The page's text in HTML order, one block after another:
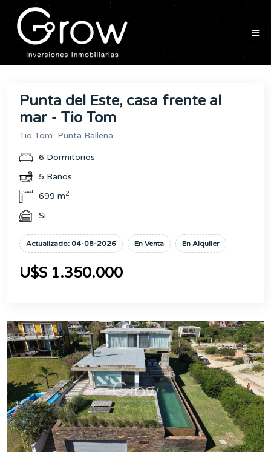
Punta del Este, casa frente al
mar - Tio Tom
Tio Tom, Punta Ballena
6 Dormitorios
5 Baños
699 m2
Si
Actualizado: 04-08-2026 En Venta En Alquiler
U$S 1.350.000